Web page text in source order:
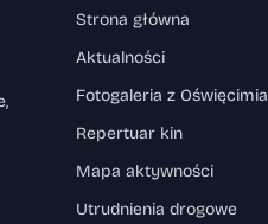
Strona główna
Aktualności
Fotogaleria z Oświęcimia
Repertuar kin
Mapa aktywności
Utrudnienia drogowe